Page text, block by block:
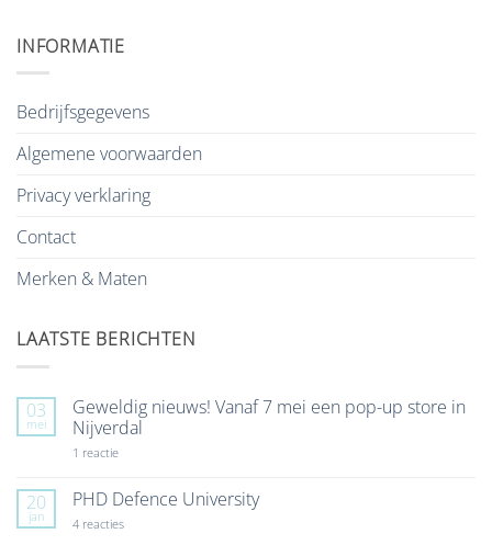
INFORMATIE
Bedrijfsgegevens
Algemene voorwaarden
Privacy verklaring
Contact
Merken & Maten
LAATSTE BERICHTEN
03
mei
Geweldig nieuws! Vanaf 7 mei een pop-up store in
Nijverdal
1 reactieop
Vanaf
7
mei
20
jan
PHD Defence University
4 reactiesop